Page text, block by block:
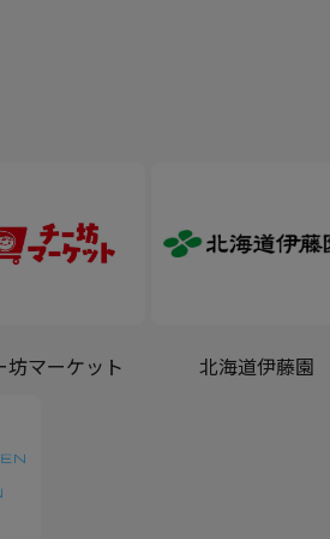
坊マーケット 北海道伊藤園